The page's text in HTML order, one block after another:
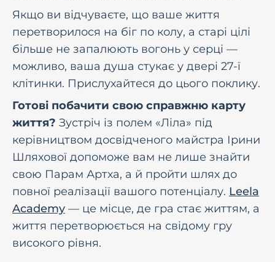
Якщо ви відчуваєте, що ваше життя
перетворилося на біг по колу, а старі цілі
більше не запалюють вогонь у серці —
можливо, ваша душа стукає у двері 27-ї
клітинки. Прислухайтеся до цього поклику.
Готові побачити свою справжню карту
життя? Зустріч із полем «Ліла» під
керівництвом досвідченого майстра Ірини
Шляхової допоможе вам не лише знайти
свою Парам Артха, а й пройти шлях до
повної реалізації вашого потенціалу. Leela
Academy — це місце, де гра стає життям, а
життя перетворюється на свідому гру
високого рівня.